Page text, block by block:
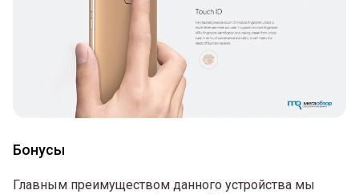
Бонусы
Главным преимуществом данного устройства мы